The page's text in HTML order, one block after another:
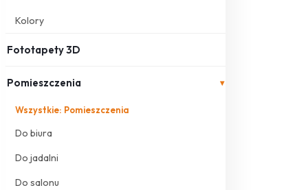
Kolory
Fototapety 3D
Pomieszczenia ▾
Wszystkie: Pomieszczenia
Do biura
Do jadalni
Do salonu